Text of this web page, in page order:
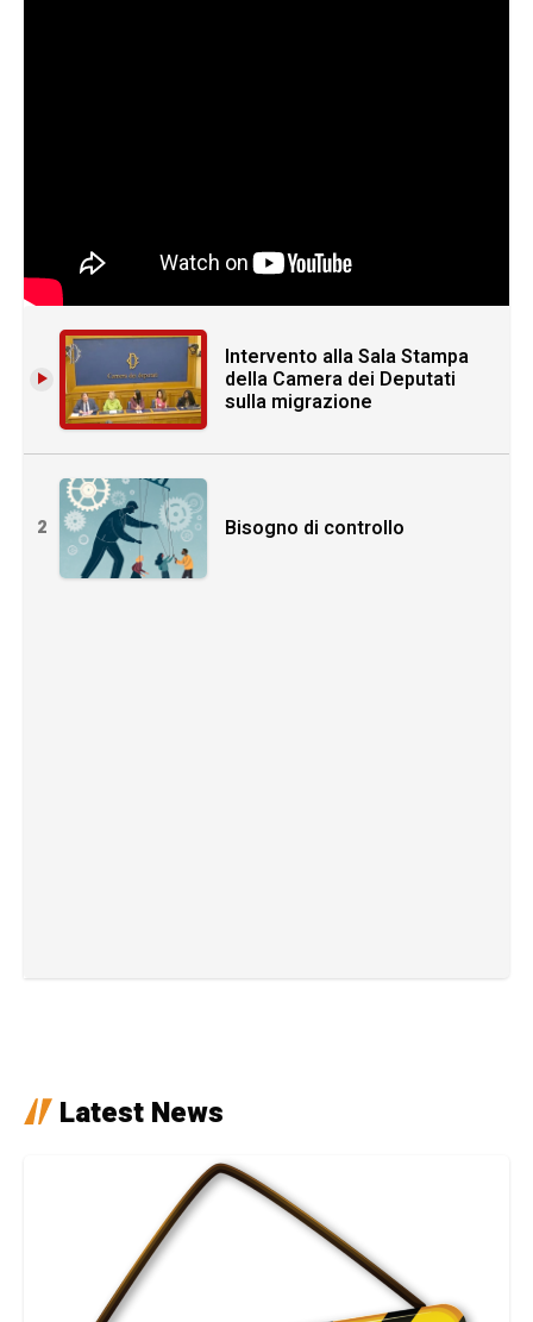
Intervento alla Sala Stampa
della Camera dei Deputati
sulla migrazione
2 Bisogno di controllo
Latest News